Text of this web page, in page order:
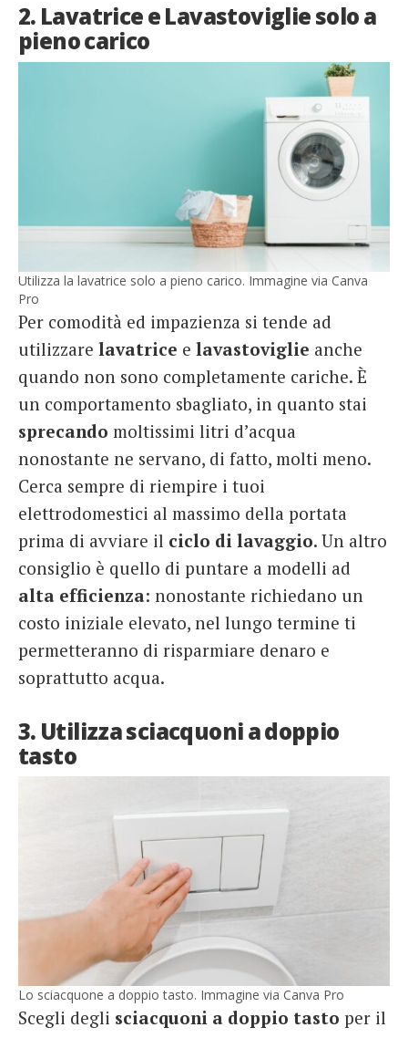
2. Lavatrice e Lavastoviglie solo a
pieno carico
Utilizza la lavatrice solo a pieno carico. Immagine via Canva
Pro
Per comodità ed impazienza si tende ad
utilizzare lavatrice e lavastoviglie anche
quando non sono completamente cariche. È
un comportamento sbagliato, in quanto stai
sprecando moltissimi litri d’acqua
nonostante ne servano, di fatto, molti meno.
Cerca sempre di riempire i tuoi
elettrodomestici al massimo della portata
prima di avviare il ciclo di lavaggio. Un altro
consiglio è quello di puntare a modelli ad
alta efficienza: nonostante richiedano un
costo iniziale elevato, nel lungo termine ti
permetteranno di risparmiare denaro e
soprattutto acqua.
3. Utilizza sciacquoni a doppio
tasto
Lo sciacquone a doppio tasto. Immagine via Canva Pro
Scegli degli sciacquoni a doppio tasto per il